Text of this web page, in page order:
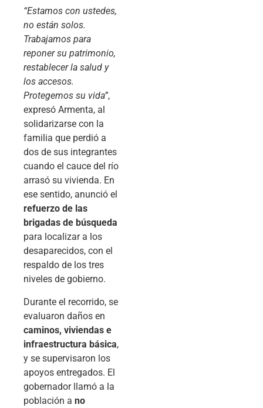
“Estamos con ustedes,
no están solos.
Trabajamos para
reponer su patrimonio,
restablecer la salud y
los accesos.
Protegemos su vida”,
expresó Armenta, al
solidarizarse con la
familia que perdió a
dos de sus integrantes
cuando el cauce del río
arrasó su vivienda. En
ese sentido, anunció el
refuerzo de las
brigadas de búsqueda
para localizar a los
desaparecidos, con el
respaldo de los tres
niveles de gobierno.
Durante el recorrido, se
evaluaron daños en
caminos, viviendas e
infraestructura básica,
y se supervisaron los
apoyos entregados. El
gobernador llamó a la
población a no